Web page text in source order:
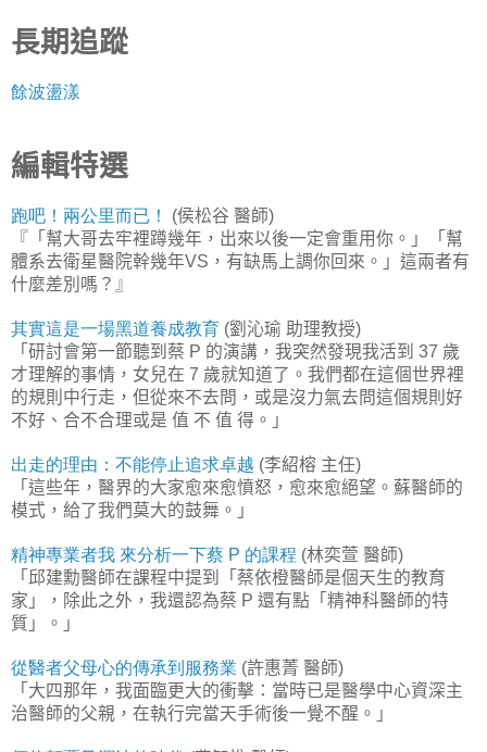
長期追蹤
餘波盪漾
編輯特選
跑吧！兩公里而已！ (侯松谷 醫師)
『「幫大哥去牢裡蹲幾年，出來以後一定會重用你。」「幫
體系去衛星醫院幹幾年VS ，有缺馬上調你回來。」這兩者有
什麼差別嗎？』
其實這是一場黑道養成教育 (劉沁瑜 助理教授)
「研討會第一節聽到蔡 P 的演講，我突然發現我活到 37 歲
才理解的事情，女兒在 7 歲就知道了。我們都在這個世界裡
的規則中行走，但從來不去問，或是沒力氣去問這個規則好
不好、合不合理或是 值 不 值 得。」
出走的理由：不能停止追求卓越 (李紹榕 主任)
「這些年，醫界的大家愈來愈憤怒，愈來愈絕望。蘇醫師的
模式，給了我們莫大的鼓舞。」
精神專業者我 來分析一下蔡 P 的課程 (林奕萱 醫師)
「邱建勳醫師在課程中提到「蔡依橙醫師是個天生的教育
家」，除此之外，我還認為蔡 P 還有點「精神科醫師的特
質」。」
從醫者父母心的傳承到服務業 (許惠菁 醫師)
「大四那年，我面臨更大的衝擊：當時已是醫學中心資深主
治醫師的父親，在執行完當天手術後一覺不醒。」